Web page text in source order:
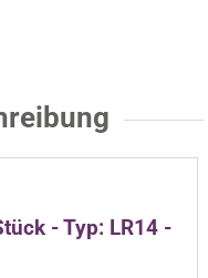
- Typ: LR14 -